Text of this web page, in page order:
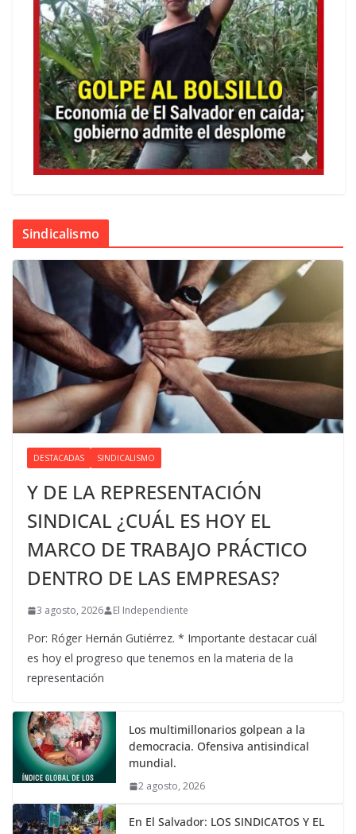
Sindicalismo
DESTACADAS SINDICALISMO
Y DE LA REPRESENTACIÓN
SINDICAL ¿CUÁL ES HOY EL
MARCO DE TRABAJO PRÁCTICO
DENTRO DE LAS EMPRESAS?
3 agosto, 2026 El Independiente
Por: Róger Hernán Gutiérrez. * Importante destacar cuál
es hoy el progreso que tenemos en la materia de la
representación
Los multimillonarios golpean a la
democracia. Ofensiva antisindical
mundial.
2 agosto, 2026
En El Salvador: LOS SINDICATOS Y EL